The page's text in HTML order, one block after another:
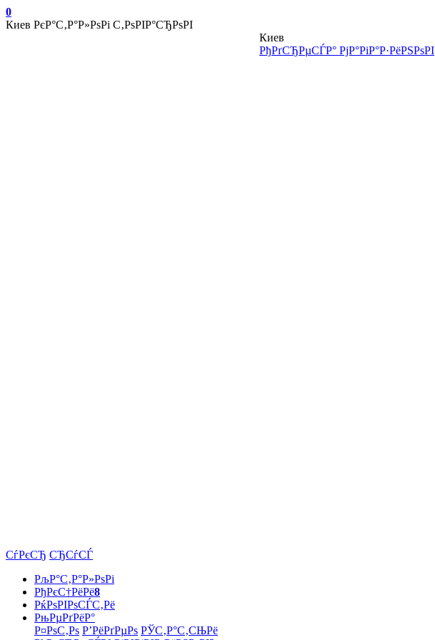
0
Киев РєР°С‚Р°Р»РѕРі С‚РѕРІР°СЂРѕРІ
Киев
РђРґСЂРµСЃР° РјР°РіР°Р·РёРЅРѕРІ
СѓРєСЂ СЂСѓСЃ
РљР°С‚Р°Р»РѕРі
РђРєС†РёРё8
РќРѕРІРѕСЃС‚Рё
РњРµРґРёР°
Р¤РѕС‚Рѕ Р’РёРґРµРѕ РЎС‚Р°С‚СЊРё